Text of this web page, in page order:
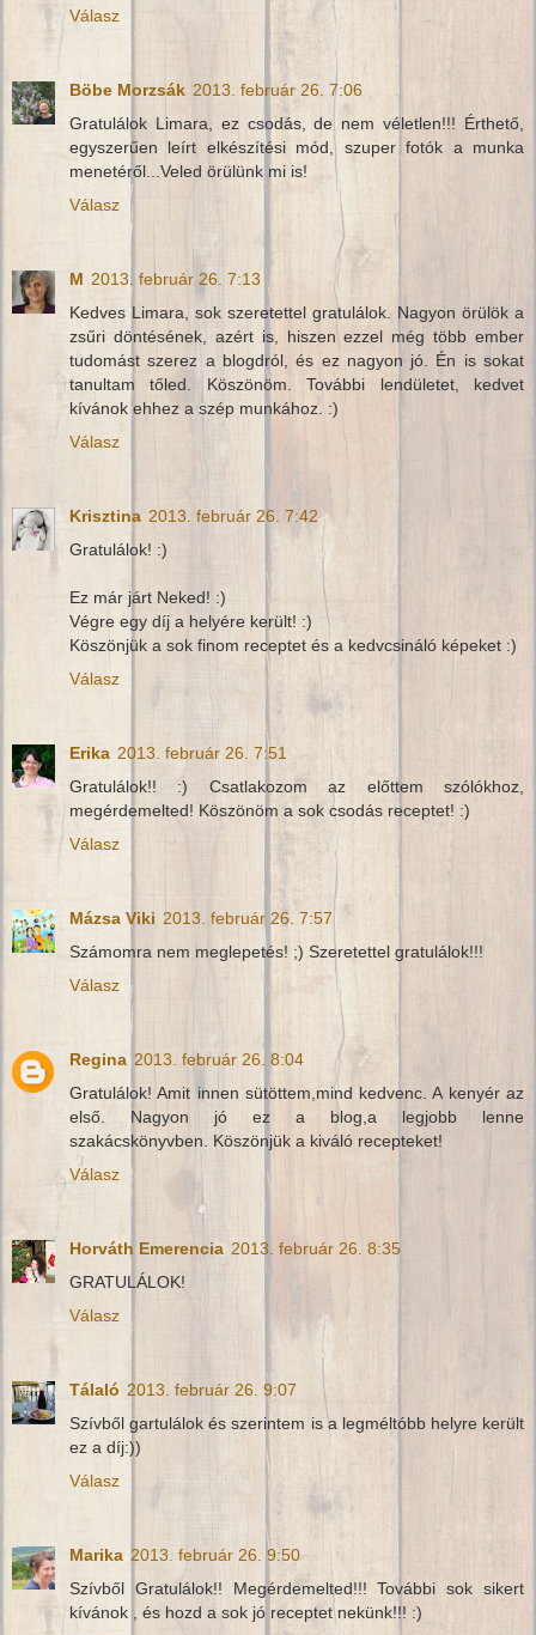
Válasz
Böbe Morzsák 2013. február 26. 7:06
Gratulálok Limara, ez csodás, de nem véletlen!!! Érthető,
egyszerűen leírt elkészítési mód, szuper fotók a munka
menetéről...Veled örülünk mi is!
Válasz
M 2013. február 26. 7:13
Kedves Limara, sok szeretettel gratulálok. Nagyon örülök a
zsűri döntésének, azért is, hiszen ezzel még több ember
tudomást szerez a blogdról, és ez nagyon jó. Én is sokat
tanultam tőled. Köszönöm. További lendületet, kedvet
kívánok ehhez a szép munkához. :)
Válasz
Krisztina 2013. február 26. 7:42
Gratulálok! :)
Ez már járt Neked! :)
Végre egy díj a helyére került! :)
Köszönjük a sok finom receptet és a kedvcsináló képeket :)
Válasz
Erika 2013. február 26. 7:51
Gratulálok!! :) Csatlakozom az előttem szólókhoz,
megérdemelted! Köszönöm a sok csodás receptet! :)
Válasz
Mázsa Viki 2013. február 26. 7:57
Számomra nem meglepetés! ;) Szeretettel gratulálok!!!
Válasz
Regina 2013. február 26. 8:04
Gratulálok! Amit innen sütöttem,mind kedvenc. A kenyér az
első. Nagyon jó ez a blog,a legjobb lenne
szakácskönyvben. Köszönjük a kiváló recepteket!
Válasz
Horváth Emerencia 2013. február 26. 8:35
GRATULÁLOK!
Válasz
Tálaló 2013. február 26. 9:07
Szívből gartulálok és szerintem is a legméltóbb helyre került
ez a díj:))
Válasz
Marika 2013. február 26. 9:50
Szívből Gratulálok!! Megérdemelted!!! További sok sikert
kívánok , és hozd a sok jó receptet nekünk!!! :)